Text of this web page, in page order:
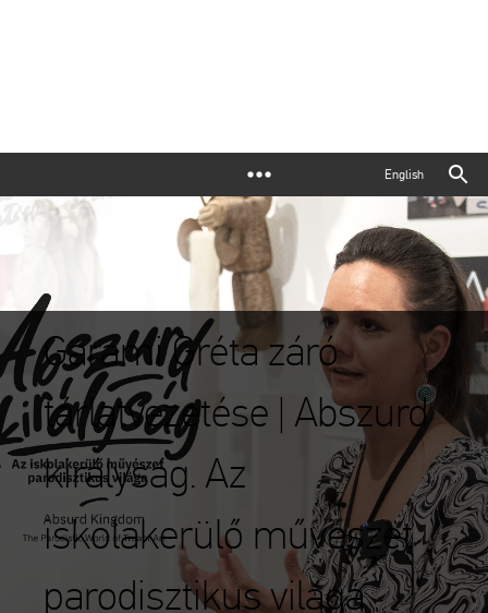
English
Garami Gréta záró
tárlatvezetése | Abszurd
királyság. Az
iskolakerülő művészet
parodisztikus világa